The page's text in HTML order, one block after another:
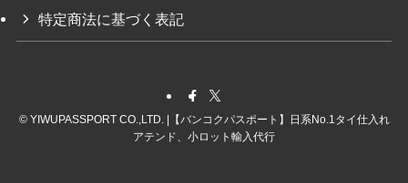
特定商法に基づく表記
©YIWUPASSPORT CO.,LTD. |【バンコクパスポート】日系No.1タイ仕入れ
アテンド、小ロット輸入代行